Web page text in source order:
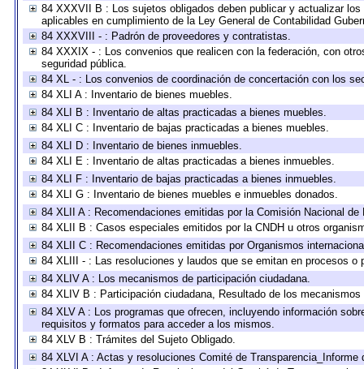
84 XXXVII B : Los sujetos obligados deben publicar y actualizar
aplicables en cumplimiento de la Ley General de Contabilidad
84 XXXVIII - : Padrón de proveedores y contratistas.
84 XXXIX - : Los convenios que realicen con la federación, con
seguridad pública.
84 XL - : Los convenios de coordinación de concertación con los
84 XLI A : Inventario de bienes muebles.
84 XLI B : Inventario de altas practicadas a bienes muebles.
84 XLI C : Inventario de bajas practicadas a bienes muebles.
84 XLI D : Inventario de bienes inmuebles.
84 XLI E : Inventario de altas practicadas a bienes inmuebles.
84 XLI F : Inventario de bajas practicadas a bienes inmuebles.
84 XLI G : Inventario de bienes muebles e inmuebles donados.
84 XLII A : Recomendaciones emitidas por la Comisión Nacional de
84 XLII B : Casos especiales emitidos por la CNDH u otros
84 XLII C : Recomendaciones emitidas por Organismos
84 XLIII - : Las resoluciones y laudos que se emitan en procesos o
84 XLIV A : Los mecanismos de participación ciudadana.
84 XLIV B : Participación ciudadana, Resultado de los
84 XLV A : Los programas que ofrecen, incluyendo información
requisitos y formatos para acceder a los mismos.
84 XLV B : Trámites del Sujeto Obligado.
84 XLVI A : Actas y resoluciones Comité de